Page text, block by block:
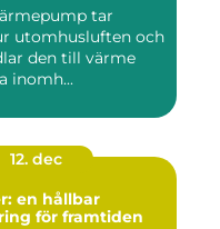
tar
utomhusluften och
den till värme
inomh...
12. dec
en hållbar
för framtiden